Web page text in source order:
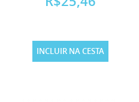
INCLUIR NA CESTA